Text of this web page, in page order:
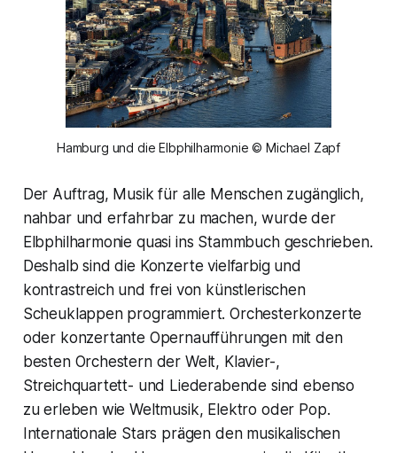
Hamburg und die Elbphilharmonie © Michael Zapf
Der Auftrag, Musik für alle Menschen zugänglich,
nahbar und erfahrbar zu machen, wurde der
Elbphilharmonie quasi ins Stammbuch geschrieben.
Deshalb sind die Konzerte vielfarbig und
kontrastreich und frei von künstlerischen
Scheuklappen programmiert. Orchesterkonzerte
oder konzertante Opernaufführungen mit den
besten Orchestern der Welt, Klavier-,
Streichquartett- und Liederabende sind ebenso
zu erleben wie Weltmusik, Elektro oder Pop.
Internationale Stars prägen den musikalischen